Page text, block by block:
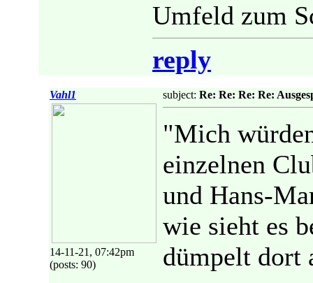
Umfeld zum
reply
Vahl1
14-11-21, 07:42pm
(posts: 90)
subject: Re: Re: Re: Re:
"Mich
einzelnen
und Hans-
wie sieht es
dümpelt dort